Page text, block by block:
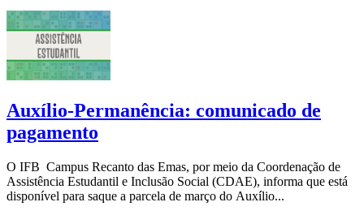
Auxílio-Permanência: comunicado de
pagamento
O IFB Campus Recanto das Emas, por meio da Coordenação de
Assistência Estudantil e Inclusão Social (CDAE), informa que está
disponível para saque a parcela de março do Auxílio...